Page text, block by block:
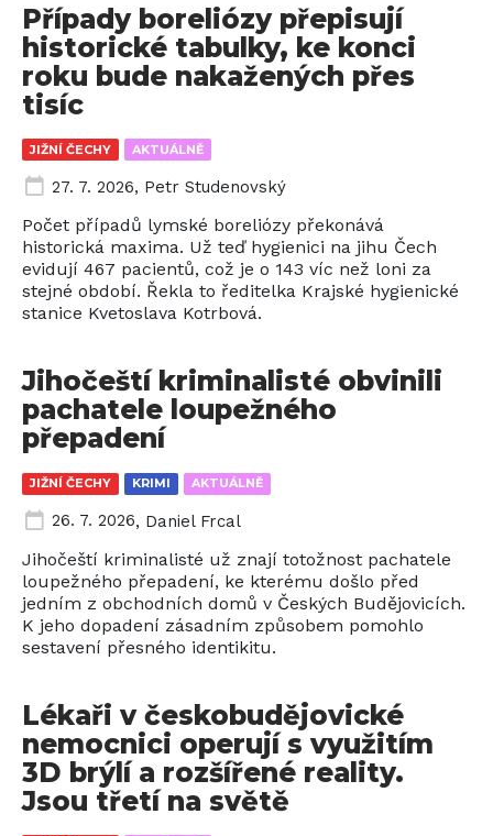
JIŽNÍ ČECHY AKTUÁLNĚ
Případy boreliózy přepisují
historické tabulky, ke konci
roku bude nakažených přes
tisíc
27. 7. 2026, Petr Studenovský
Počet případů lymské boreliózy překonává
historická maxima. Už teď hygienici na jihu Čech
evidují 467 pacientů, což je o 143 víc než loni za
stejné období. Řekla to ředitelka Krajské hygienické
stanice Kvetoslava Kotrbová.
JIŽNÍ ČECHY KRIMI AKTUÁLNĚ
Jihočeští kriminalisté obvinili
pachatele loupežného
přepadení
26. 7. 2026, Daniel Frcal
Jihočeští kriminalisté už znají totožnost pachatele
loupežného přepadení, ke kterému došlo před
jedním z obchodních domů v Českých Budějovicích.
K jeho dopadení zásadním způsobem pomohlo
sestavení přesného identikitu.
Lékaři v českobudějovické
nemocnici operují s využitím
3D brýlí a rozšířené reality.
Jsou třetí na světě